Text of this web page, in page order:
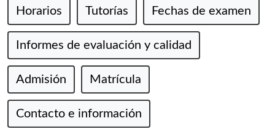
Horarios Tutorías Fechas de examen
Informes de evaluación y calidad
Admisión Matrícula
Contacto e información